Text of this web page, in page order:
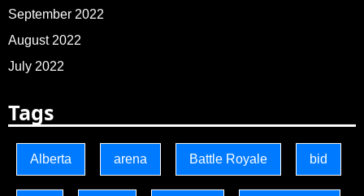
September 2022
August 2022
July 2022
Tags
Alberta arena Battle Royale bid